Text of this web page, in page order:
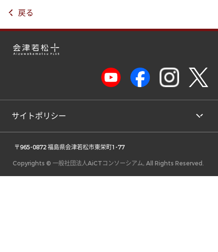
戻る
サイトポリシー
〒965-0872 福島県会津若松市東栄町1-77
Copyrights © 一般社団法人AiCTコンソーシアム, All Rights Reserved.